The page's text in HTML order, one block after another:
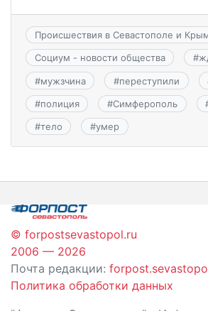
Происшествия в Севастополе и
Социум - новости общества #
#мужзчина #переступили
#полиция #Симферополь
#тело #умер
© forpostsevastopol.ru
2006 — 2026
Почта редакции:
Политика обработки данных